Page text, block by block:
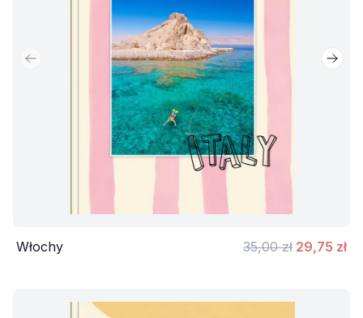
Poprzedni slajd
Włochy 35,00 zł 29,75 zł